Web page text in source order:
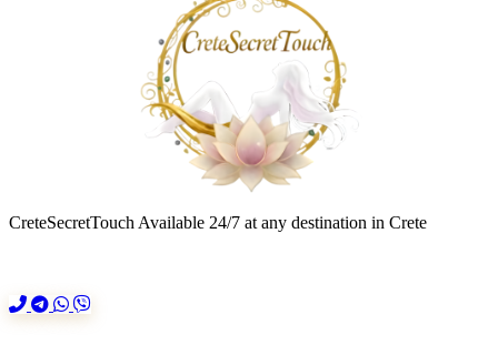
CreteSecretTouch Available 24/7 at any destination in Crete